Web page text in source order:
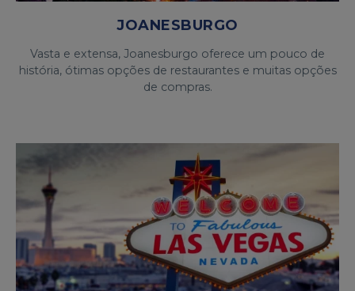
JOANESBURGO
Vasta e extensa, Joanesburgo oferece um pouco de
história, ótimas opções de restaurantes e muitas opções
de compras.